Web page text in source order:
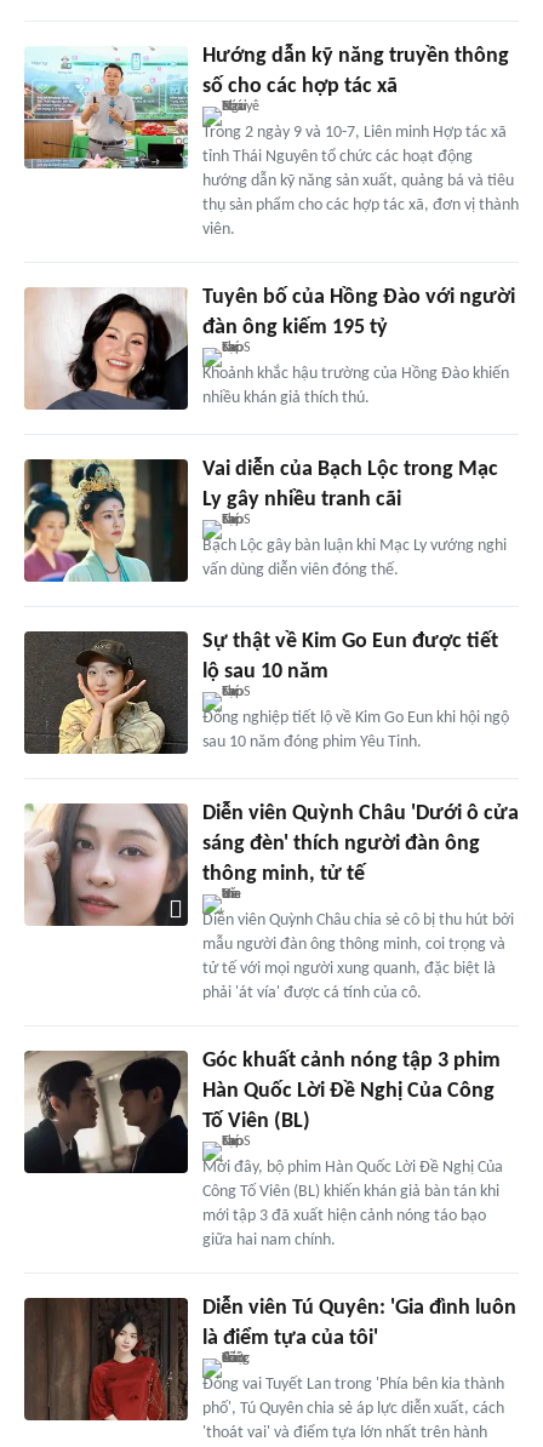
Hướng dẫn kỹ năng truyền thông
số cho các hợp tác xã
Trong 2 ngày 9 và 10-7, Liên minh Hợp tác xã
tỉnh Thái Nguyên tổ chức các hoạt động
hướng dẫn kỹ năng sản xuất, quảng bá và tiêu
thụ sản phẩm cho các hợp tác xã, đơn vị thành
viên.
Tuyên bố của Hồng Đào với người
đàn ông kiếm 195 tỷ
Khoảnh khắc hậu trường của Hồng Đào khiến
nhiều khán giả thích thú.
Vai diễn của Bạch Lộc trong Mạc
Ly gây nhiều tranh cãi
Bạch Lộc gây bàn luận khi Mạc Ly vướng nghi
vấn dùng diễn viên đóng thế.
Sự thật về Kim Go Eun được tiết
lộ sau 10 năm
Đồng nghiệp tiết lộ về Kim Go Eun khi hội ngộ
sau 10 năm đóng phim Yêu Tinh.
Diễn viên Quỳnh Châu 'Dưới ô cửa
sáng đèn' thích người đàn ông
thông minh, tử tế
Diễn viên Quỳnh Châu chia sẻ cô bị thu hút bởi
mẫu người đàn ông thông minh, coi trọng và
tử tế với mọi người xung quanh, đặc biệt là
phải 'át vía' được cá tính của cô.
Góc khuất cảnh nóng tập 3 phim
Hàn Quốc Lời Đề Nghị Của Công
Tố Viên (BL)
Mới đây, bộ phim Hàn Quốc Lời Đề Nghị Của
Công Tố Viên (BL) khiến khán giả bàn tán khi
mới tập 3 đã xuất hiện cảnh nóng táo bạo
giữa hai nam chính.
Diễn viên Tú Quyên: 'Gia đình luôn
là điểm tựa của tôi'
Đóng vai Tuyết Lan trong 'Phía bên kia thành
phố', Tú Quyên chia sẻ áp lực diễn xuất, cách
'thoát vai' và điểm tựa lớn nhất trên hành